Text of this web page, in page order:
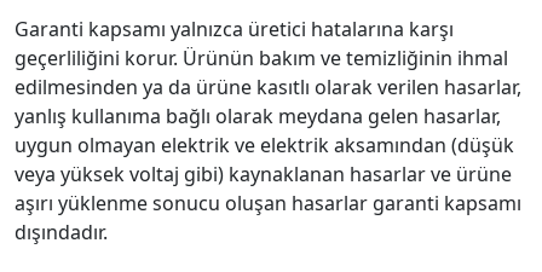
Garanti kapsamı yalnızca üretici hatalarına karşı
geçerliliğini korur. Ürünün bakım ve temizliğinin ihmal
edilmesinden ya da ürüne kasıtlı olarak verilen hasarlar,
yanlış kullanıma bağlı olarak meydana gelen hasarlar,
uygun olmayan elektrik ve elektrik aksamından (düşük
veya yüksek voltaj gibi) kaynaklanan hasarlar ve ürüne
aşırı yüklenme sonucu oluşan hasarlar garanti kapsamı
dışındadır.